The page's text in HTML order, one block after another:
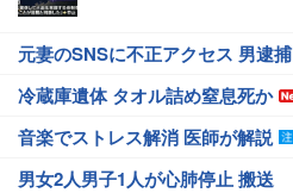
元妻のSNSに不正アクセス 男逮捕
冷蔵庫遺体 タオル詰め窒息死か
音楽でストレス解消 医師が解説
男女2人男子1人が心肺停止 搬送